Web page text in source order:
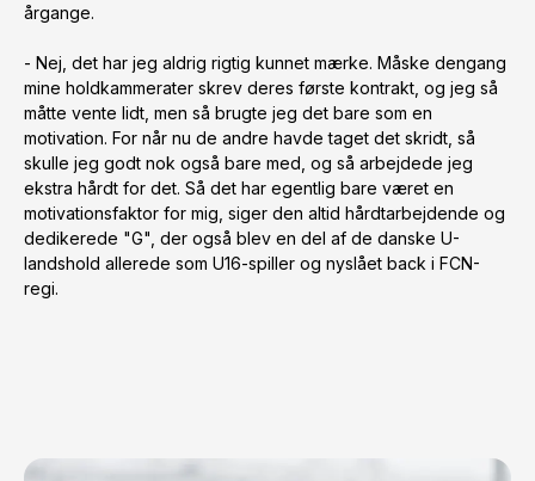
årgange.
- Nej, det har jeg aldrig rigtig kunnet mærke. Måske dengang
mine holdkammerater skrev deres første kontrakt, og jeg så
måtte vente lidt, men så brugte jeg det bare som en
motivation. For når nu de andre havde taget det skridt, så
skulle jeg godt nok også bare med, og så arbejdede jeg
ekstra hårdt for det. Så det har egentlig bare været en
motivationsfaktor for mig, siger den altid hårdtarbejdende og
dedikerede "G", der også blev en del af de danske U-
landshold allerede som U16-spiller og nyslået back i FCN-
regi.